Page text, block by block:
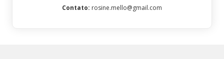
Contato: rosine.mello@gmail.com